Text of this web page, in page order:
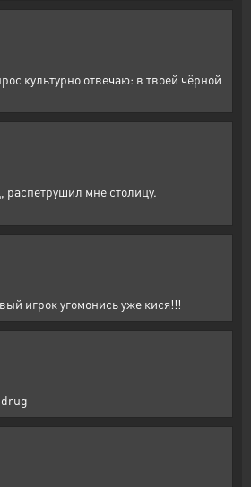
культурно отвечаю: в твоей чёрной
распетрушил мне столицу.
игрок угомонись уже кися!!!